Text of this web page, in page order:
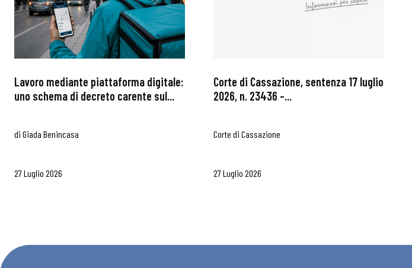
Lavoro mediante piattaforma digitale:
uno schema di decreto carente sul...
di Giada Benincasa
27 Luglio 2026
Corte di Cassazione, sentenza 17 luglio
2026, n. 23436 –...
Corte di Cassazione
27 Luglio 2026